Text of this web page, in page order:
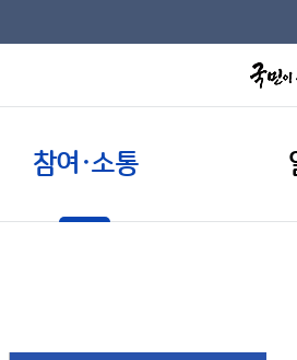
참여·소통